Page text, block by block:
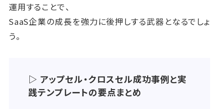
運用することで、
SaaS企業の成長を強力に後押しする武器となるでしょ
う。
▷ アップセル・クロスセル成功事例と実
践テンプレートの要点まとめ